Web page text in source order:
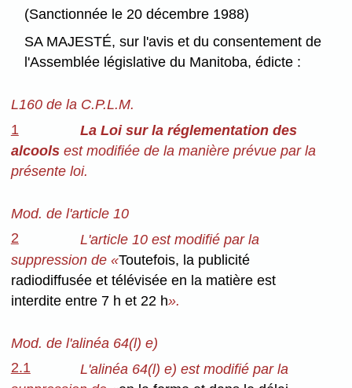
(Sanctionnée le 20 décembre 1988)
SA MAJESTÉ, sur l'avis et du consentement de
l'Assemblée législative du Manitoba, édicte :
L160 de la C.P.L.M.
1
La Loi sur la réglementation des
alcoolsest modifiée de la manière prévue par la
présente loi.
Mod. de l'article 10
2
L'article 10 est modifié par la
suppression de «Toutefois, la publicité
radiodiffusée et télévisée en la matière est
interdite entre 7 h et 22 h».
Mod. de l'alinéa 64(l) e)
2.1
L'alinéa 64(l) e) est modifié par la